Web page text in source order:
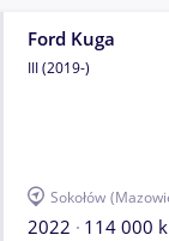
Ford Kuga
III (2019-)
Sokołów
2022 114 000